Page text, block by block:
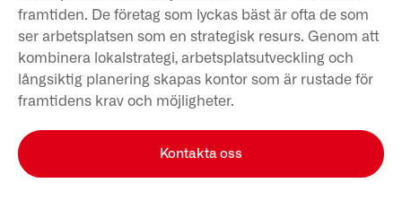
framtiden. De företag som lyckas bäst är ofta de som
ser arbetsplatsen som en strategisk resurs. Genom att
kombinera lokalstrategi, arbetsplatsutveckling och
långsiktig planering skapas kontor som är rustade för
framtidens krav och möjligheter.
Kontakta oss